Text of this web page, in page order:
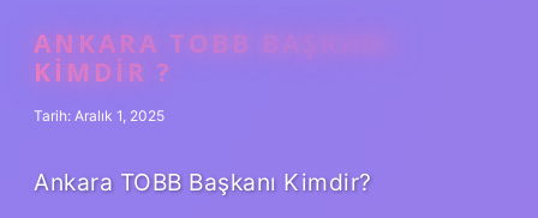
ANKARA TOBB BAŞKANI
KIMDIR ?
Tarih: Aralık 1, 2025
Ankara TOBB Başkanı Kimdir?